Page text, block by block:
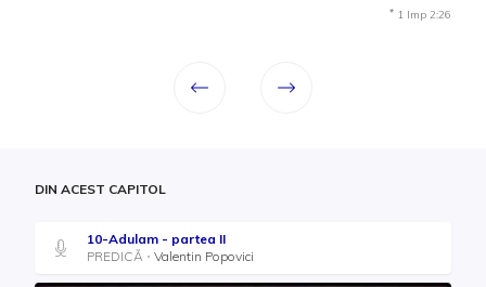
* 1 Imp 2:26
DIN ACEST CAPITOL
10-Adulam - partea II
PREDICĂ
Valentin Popovici